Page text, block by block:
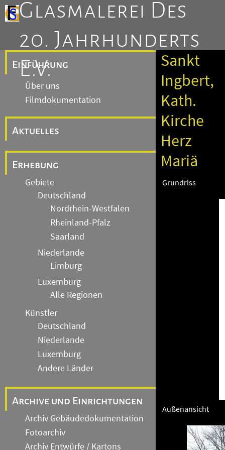
Glasmalerei Des
20. Jahrhunderts
E.V.
Einführung
Über uns
Filmdokumentation
Aktuelles
Erhebung
Gebiete
Deutschland
Nordrhein-Westfalen
Rheinland-Pfalz
Saarland
Niederlande
Limburg
Luxemburg
Alle Regionen
Künstler
Deutschland
Niederlande
Luxemburg
Andere Länder
Archive und Einrichtungen
Archiv Gebäudedokumentation
Fotoarchiv
Archiv Entwürfe / Kartons
Sankt
Ingbert,
Kath.
Kirche
Herz
Mariä
Grundriss
Außenansicht